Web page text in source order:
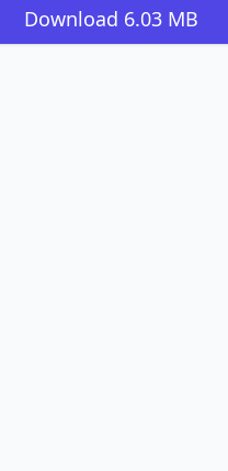
Download 6.03 MB